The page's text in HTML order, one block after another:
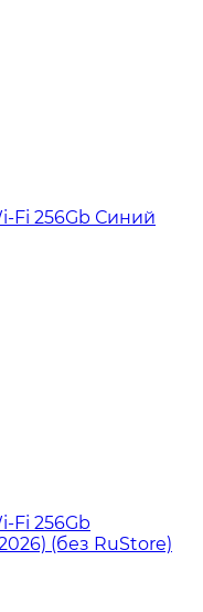
Fi 256Gb Синий
Fi 256Gb
(без RuStore)